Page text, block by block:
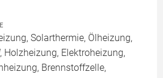
Solarthermie, Ölheizung,
Holzheizung, Elektroheizung,
Brennstoffzelle,